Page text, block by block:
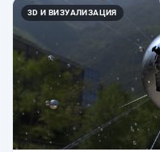
3D И ВИЗУАЛИЗАЦИЯ